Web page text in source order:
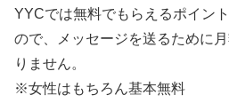
YYCでは無料でもらえるポイン
ので、メッセージを送るために
りません。
※女性はもちろん基本無料